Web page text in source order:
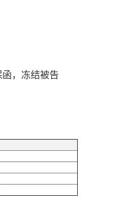
，冻结被告